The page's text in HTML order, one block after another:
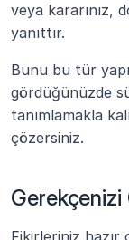
veya kararınız,
yanıttır.
Bunu bu tür
gördüğünüzde
tanımlamakla
çözersiniz.